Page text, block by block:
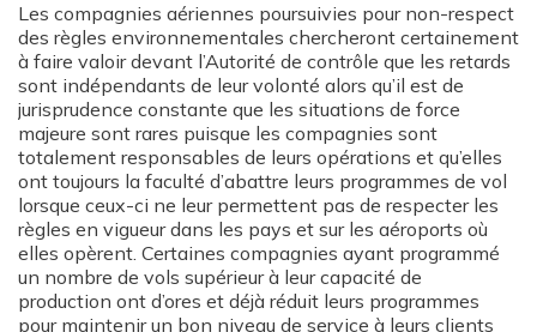
Les compagnies aériennes poursuivies pour non-respect
des règles environnementales chercheront certainement
à faire valoir devant l’Autorité de contrôle que les retards
sont indépendants de leur volonté alors qu’il est de
jurisprudence constante que les situations de force
majeure sont rares puisque les compagnies sont
totalement responsables de leurs opérations et qu’elles
ont toujours la faculté d’abattre leurs programmes de vol
lorsque ceux-ci ne leur permettent pas de respecter les
règles en vigueur dans les pays et sur les aéroports où
elles opèrent. Certaines compagnies ayant programmé
un nombre de vols supérieur à leur capacité de
production ont d’ores et déjà réduit leurs programmes
pour maintenir un bon niveau de service à leurs clients